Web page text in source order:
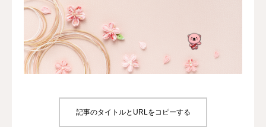
記事のタイトルとURLをコピーする
料金のご案内
各関係機関の方へ